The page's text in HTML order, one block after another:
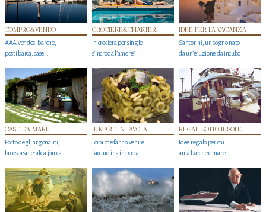
COMPRO&VENDO
AAA vendesi barche,
posti barca, case…
CROCIERE&CHARTER
In crociera per single
s'incrocia l’amore?
IDEE PER LA VACANZA
Santorini, un sogno nato
da un’eruzione da incubo
CASE DA MARE
Porto degli argonauti,
la costa smeralda jonica
IL MARE IN TAVOLA
I cibi che fanno venire
l’acquolina in bocca
REGALI SOTTO IL SOLE
Idee regalo per chi
ama barche e mare